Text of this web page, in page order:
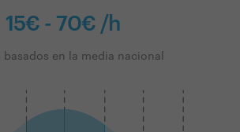
15€ - 70€ /h
basados en la media nacional